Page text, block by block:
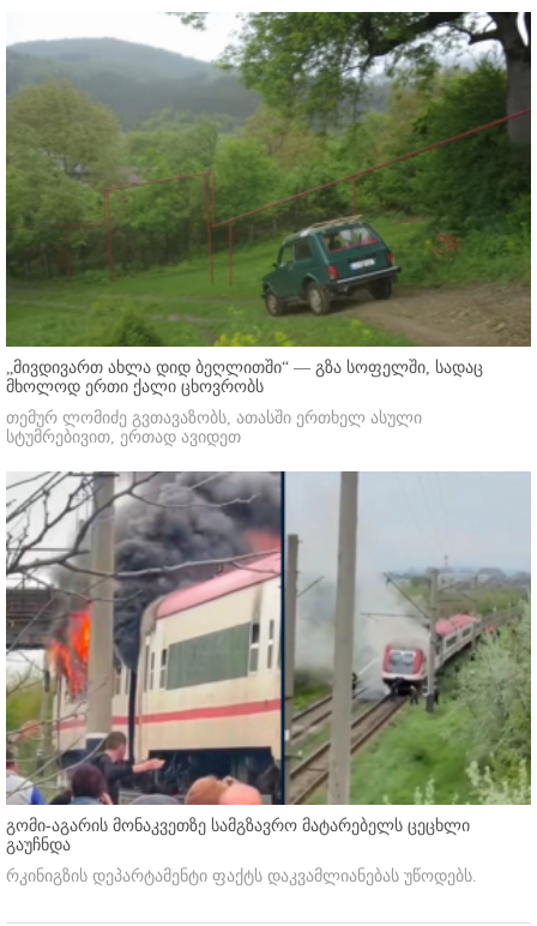
„მივდივართ ახლა დიდ ბეღლითში“ — გზა სოფელში, სადაც
მხოლოდ ერთი ქალი ცხოვრობს
თემურ ლომიძე გვთავაზობს, ათასში ერთხელ ასული
სტუმრებივით, ერთად ავიდეთ
გომი-აგარის მონაკვეთზე სამგზავრო მატარებელს ცეცხლი
გაუჩნდა
რკინიგზის დეპარტამენტი ფაქტს დაკვამლიანებას უწოდებს.